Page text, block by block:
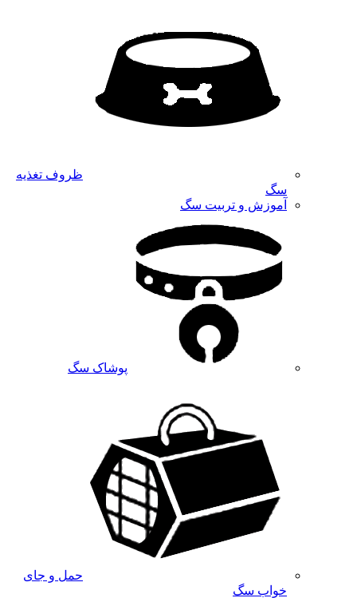
ظروف تغذیه
سگ
آموزش و تربیت سگ
پوشاک سگ
حمل و جای
خواب سگ